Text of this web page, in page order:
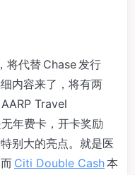
将代替 Chase 发行
内容来了，将有两
Travel
年费卡，开卡奖励
别大的亮点。就是医
Citi Double Cash本